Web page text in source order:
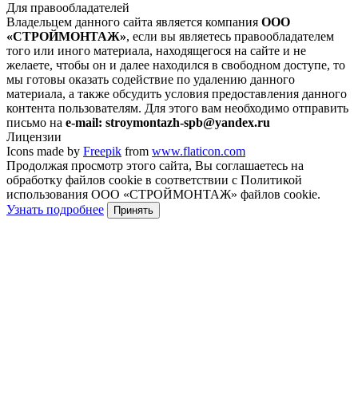
Для правообладателей
Владельцем данного сайта является компания ООО
«СТРОЙМОНТАЖ», если вы являетесь правообладателем
того или иного материала, находящегося на сайте и не
желаете, чтобы он и далее находился в свободном доступе, то
мы готовы оказать содействие по удалению данного
материала, а также обсудить условия предоставления данного
контента пользователям. Для этого вам необходимо отправить
письмо на e-mail: stroymontazh-spb@yandex.ru
Лицензии
Icons made by Freepik from www.flaticon.com
Продолжая просмотр этого сайта, Вы соглашаетесь на
обработку файлов cookie в соответствии с Политикой
использования ООО «СТРОЙМОНТАЖ» файлов cookie.
Узнать подробнее
Принять